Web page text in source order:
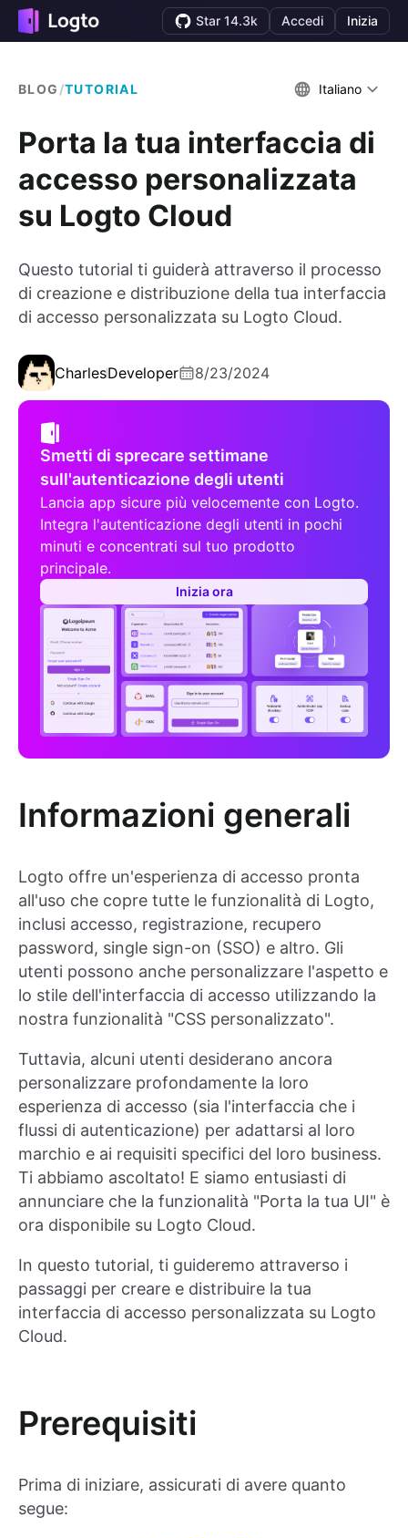
Star 14.3k Accedi Inizia
BLOG /TUTORIAL Italiano
Porta la tua interfaccia di
accesso personalizzata
su Logto Cloud
Questo tutorial ti guiderà attraverso il processo
di creazione e distribuzione della tua interfaccia
di accesso personalizzata su Logto Cloud.
CharlesDeveloper 8/23/2024
Smetti di sprecare settimane
sull'autenticazione degli utenti
Lancia app sicure più velocemente con Logto.
Integra l'autenticazione degli utenti in pochi
minuti e concentrati sul tuo prodotto
principale.
Inizia ora
Informazioni generali
Logto offre un'esperienza di accesso pronta
all'uso che copre tutte le funzionalità di Logto,
inclusi accesso, registrazione, recupero
password, single sign-on (SSO) e altro. Gli
utenti possono anche personalizzare l'aspetto e
lo stile dell'interfaccia di accesso utilizzando la
nostra funzionalità "CSS personalizzato".
Tuttavia, alcuni utenti desiderano ancora
personalizzare profondamente la loro
esperienza di accesso (sia l'interfaccia che i
flussi di autenticazione) per adattarsi al loro
marchio e ai requisiti specifici del loro business.
Ti abbiamo ascoltato! E siamo entusiasti di
annunciare che la funzionalità "Porta la tua UI" è
ora disponibile su Logto Cloud.
In questo tutorial, ti guideremo attraverso i
passaggi per creare e distribuire la tua
interfaccia di accesso personalizzata su Logto
Cloud.
Prerequisiti
Prima di iniziare, assicurati di avere quanto
segue: